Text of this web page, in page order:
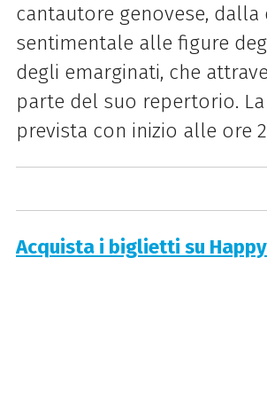
cantautore genovese, dalla
sentimentale alle figure
degli emarginati, che
parte del suo repertorio.
prevista con inizio alle ore
Acquista i biglietti su